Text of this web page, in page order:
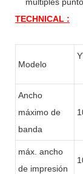
TECHNICAL :
Modelo
Ancho
máximo de
banda
máx. ancho
de impresión